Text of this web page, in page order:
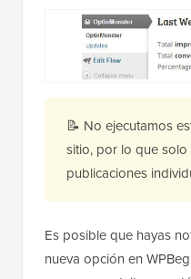
📝 No ejecutamos
sitio, por lo que
publicaciones
Es posible que hayas
nueva opción en